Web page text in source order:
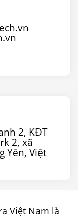
2, KĐT
2, xã
Yên, Việt
Việt Nam là